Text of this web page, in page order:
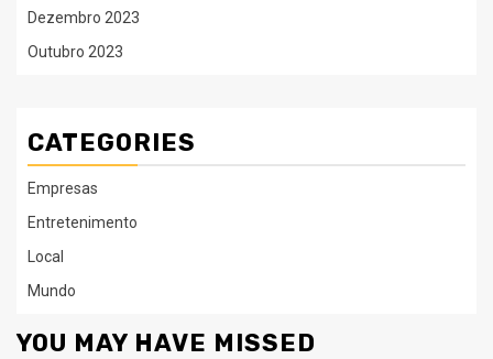
Dezembro 2023
Outubro 2023
CATEGORIES
Empresas
Entretenimento
Local
Mundo
YOU MAY HAVE MISSED